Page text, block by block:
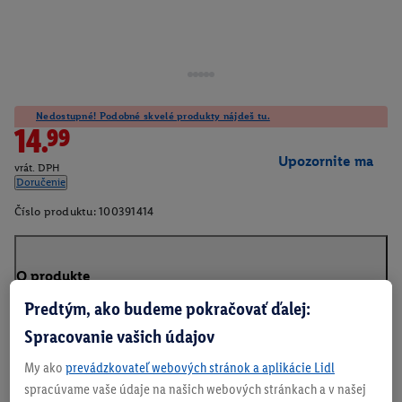
Nedostupné! Podobné skvelé produkty nájdeš tu.
14.99
vrát. DPH
Doručenie
Upozornite ma
Číslo produktu: 100391414
O produkte
Predtým, ako budeme pokračovať ďalej:
Spracovanie vašich údajov
My ako prevádzkovateľ webových stránok a aplikácie Lidl
spracúvame vaše údaje na našich webových stránkach a v našej